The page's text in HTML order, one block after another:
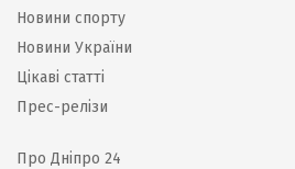
Новини спорту
Новини України
Цікаві статті
Прес-релізи
Про Дніпро 24